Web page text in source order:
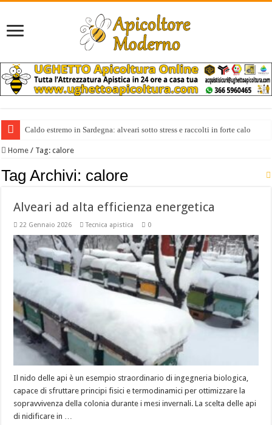
Caldo estremo in Sardegna: alveari sotto stress e raccolti in forte calo
Home / Tag:calore
Tag Archivi: calore
Alveari ad alta efficienza energetica
22 Gennaio 2026 Tecnica apistica 0
Il nido delle api è un esempio straordinario di ingegneria biologica,
capace di sfruttare principi fisici e termodinamici per ottimizzare la
sopravvivenza della colonia durante i mesi invernali. La scelta delle api
di nidificare in …